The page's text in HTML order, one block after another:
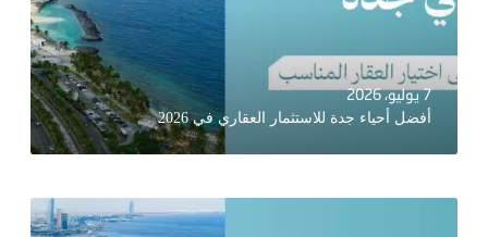
7 يوليو، 2026
أفضل أحياء جدة للاستثمار العقاري في 2026